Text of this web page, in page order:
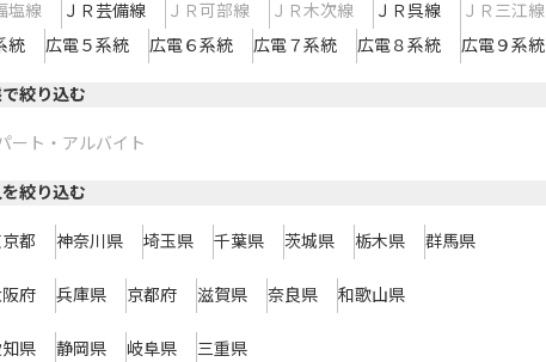
塩線 ＪＲ芸備線 ＪＲ可部線 ＪＲ木次線 ＪＲ呉線 ＪＲ三江線
統 広電５系統 広電６系統 広電７系統 広電８系統 広電９系統
絞り込む
ート・アルバイト
絞り込む
都 神奈川県 埼玉県 千葉県 茨城県 栃木県 群馬県
府 兵庫県 京都府 滋賀県 奈良県 和歌山県
知県 静岡県 岐阜県 三重県